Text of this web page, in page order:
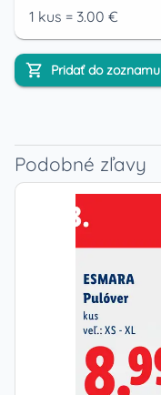
1 kus = 3.00 €
Pridať do zoznamu
Podobné zľavy